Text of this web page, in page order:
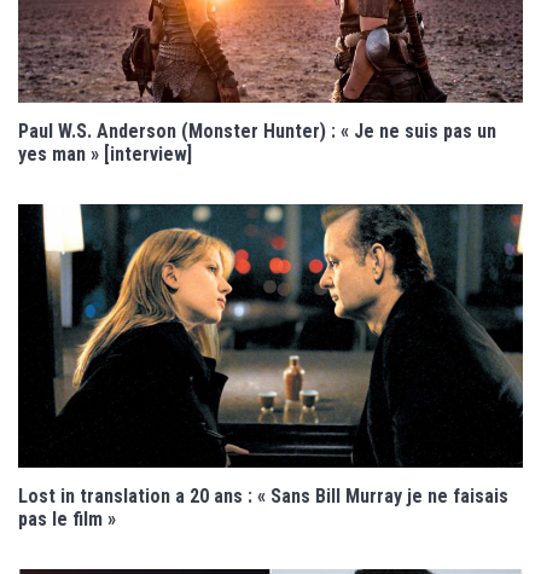
Paul W.S. Anderson (Monster Hunter) : « Je ne suis pas un
yes man » [interview]
Lost in translation a 20 ans : « Sans Bill Murray je ne faisais
pas le film »